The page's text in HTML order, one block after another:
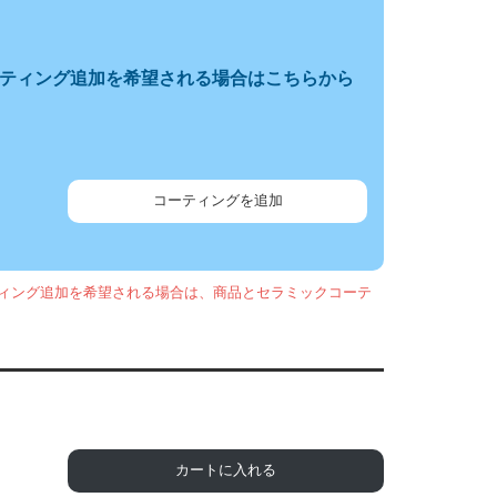
ィング追加を希望される場合はこちらから
コーティングを追加
ング追加を希望される場合は、商品とセラミックコーテ
カートに入れる